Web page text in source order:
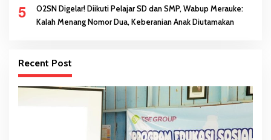
5
O2SN Digelar! Diikuti Pelajar SD dan SMP, Wabup Merauke:
Kalah Menang Nomor Dua, Keberanian Anak Diutamakan
Recent Post